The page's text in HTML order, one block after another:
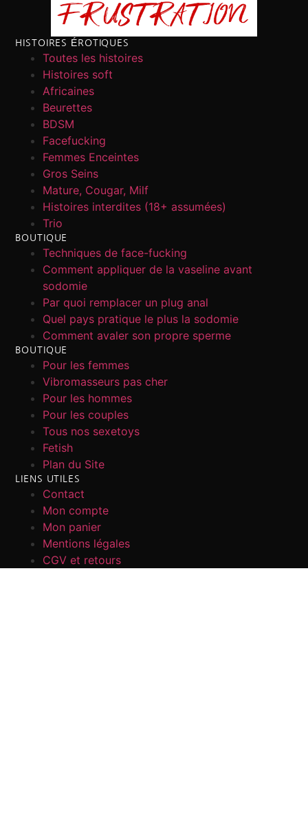
HISTOIRES ÉROTIQUES
Toutes les histoires
Histoires soft
Africaines
Beurettes
BDSM
Facefucking
Femmes Enceintes
Gros Seins
Mature, Cougar, Milf
Histoires interdites (18+ assumées)
Trio
BOUTIQUE
Techniques de face-fucking
Comment appliquer de la vaseline avant
sodomie
Par quoi remplacer un plug anal
Quel pays pratique le plus la sodomie
Comment avaler son propre sperme
BOUTIQUE
Pour les femmes
Vibromasseurs pas cher
Pour les hommes
Pour les couples
Tous nos sexetoys
Fetish
Plan du Site
LIENS UTILES
Contact
Mon compte
Mon panier
Mentions légales
CGV et retours